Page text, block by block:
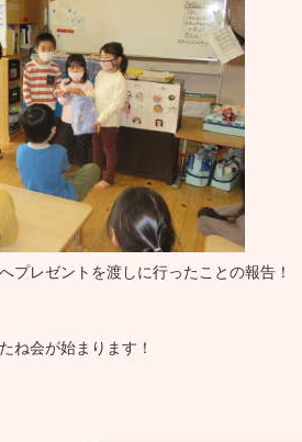
プレゼントを渡しに行ったことの報告！
ね会が始まります！